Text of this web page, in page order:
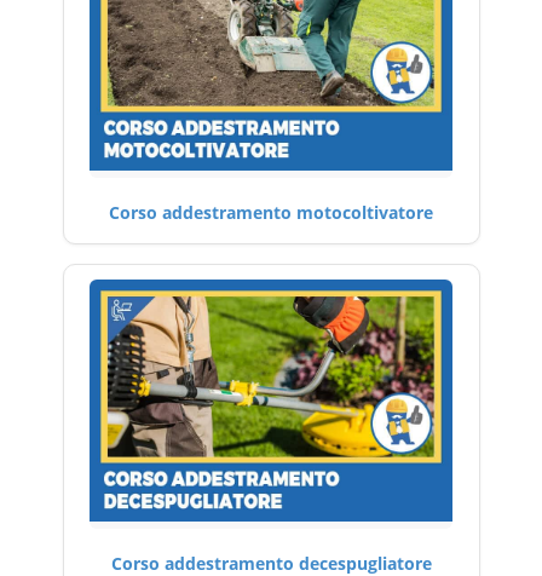
Corso addestramento motocoltivatore
Corso addestramento decespugliatore